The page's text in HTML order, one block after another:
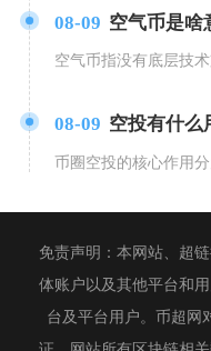
08-09 空气币是啥
08-09 空投有什么
免责声明：本网站、超
体账户以及其他平台和
台及平台用户。币超网